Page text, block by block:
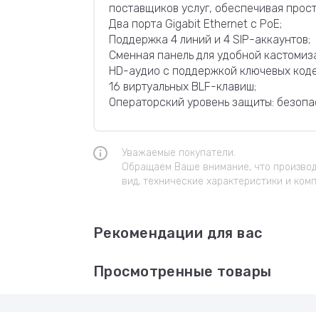
поставщиков услуг, обеспечивая
Два порта Gigabit Ethernet с PoE;
Поддержка 4 линий и 4 SIP-аккаунтов;
Сменная панель для удобной
HD-аудио с поддержкой ключевых
16 виртуальных BLF-клавиш;
Операторский уровень защиты:
Уважаемые покупатели.
Обращаем Ваше внимание, что
вид, технические характеристики и
Рекомендации для вас
Просмотренные товары